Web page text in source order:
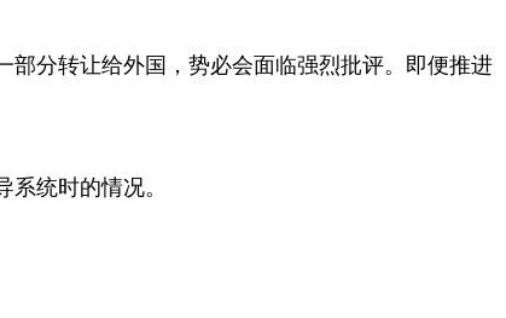
分转让给外国，势必会面临强烈批评。即便推进
统时的情况。